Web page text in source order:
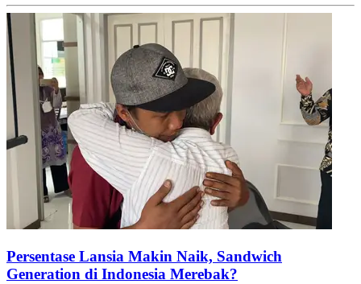
Persentase Lansia Makin Naik, Sandwich
Generation di Indonesia Merebak?